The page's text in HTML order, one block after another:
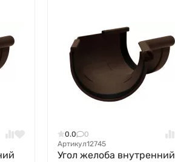
0.0
0
Артикул12745
Угол желоба внутренний